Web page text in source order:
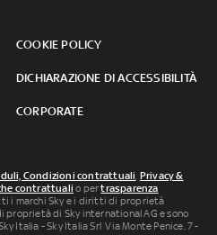
COOKIE POLICY
DICHIARAZIONE DI ACCESSIBILITÀ
CORPORATE
Condizioni contrattuali, Privacy &
contrattuali o pertrasparenza
i marchi Sky e i diritti di proprietà
di Sky international AG e sono
Italia - Sky Italia Srl Via Monte Penice, 7 -